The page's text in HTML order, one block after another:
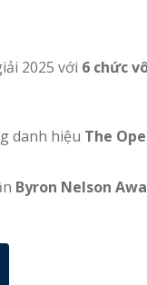
2025 với 6 chức
danh hiệu The
Byron Nelson